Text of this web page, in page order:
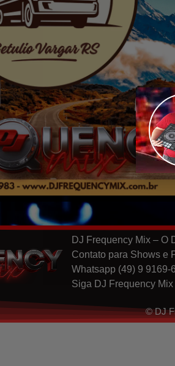
DJ Frequency Mix – O
Contato para Shows e
Whatsapp (49) 9 9169-
Siga DJ Frequency
© DJ